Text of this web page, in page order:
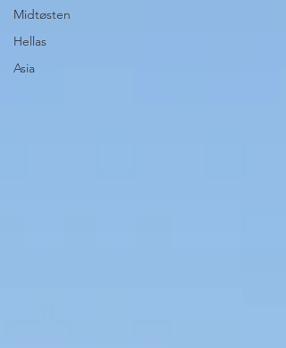
Midtøsten
Hellas
Asia